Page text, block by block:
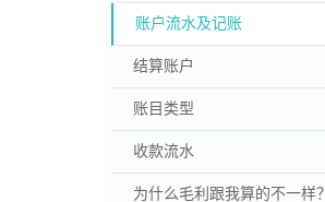
账户流水及记账
结算账户
账目类型
收款流水
为什么毛利跟我算的不一样？